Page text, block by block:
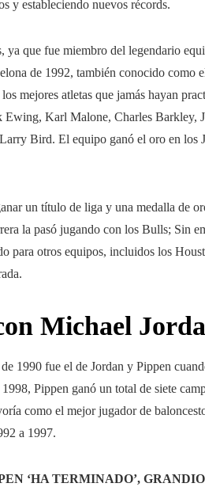
y estableciendo nuevos récords.
ya que fue miembro del legendario
de 1992, también conocido como
mejores atletas que jamás hayan
Ewing, Karl Malone, Charles Barkley,
Bird. El equipo ganó el oro en los
un título de liga y una medalla de
la pasó jugando con los Bulls; Sin
para otros equipos, incluidos los
Michael
1990 fue el de Jordan y Pippen
Pippen ganó un total de siete
como el mejor jugador de
a 1997.
‘HA TERMINADO’,